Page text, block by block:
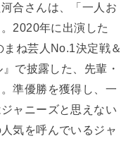
合さんは、「一人お
2020年に出演した
まね芸人No.1決定戦＆
で披露した、先輩・
準優勝を獲得し、一
ャニーズと思えない
気を呼んでいるジャ